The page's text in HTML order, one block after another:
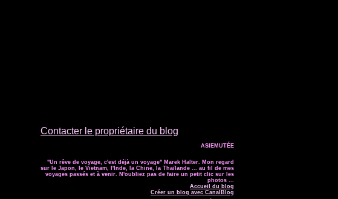
Contacter le propriétaire du blog
ASIEMUTÉE
"Un rêve de voyage, c'est déjà un voyage" Marek Halter. Mon regard
sur le Japon, le Vietnam, l'Inde, la Chine, la Thaïlande ... au fil de mes
voyages passés et à venir. N'oubliez pas de faire un petit clic sur les
photos ...
Accueil du blog
Créer un blog avec CanalBlog